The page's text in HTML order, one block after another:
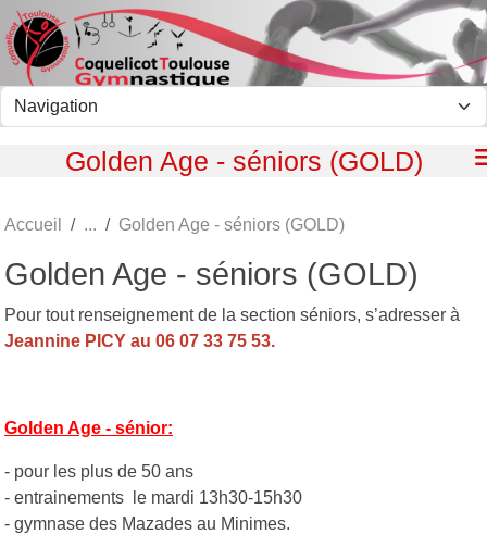
Golden Age - séniors (GOLD)
Accueil Golden Age - séniors (GOLD)
Golden Age - séniors (GOLD)
Pour tout renseignement de la section séniors, s’adresser à
Jeannine PICY au 06 07 33 75 53.
Golden Age - sénior:
- pour les plus de 50 ans
- entrainements le mardi 13h30-15h30
- gymnase des Mazades au Minimes.
Panneau de gestion des cookies